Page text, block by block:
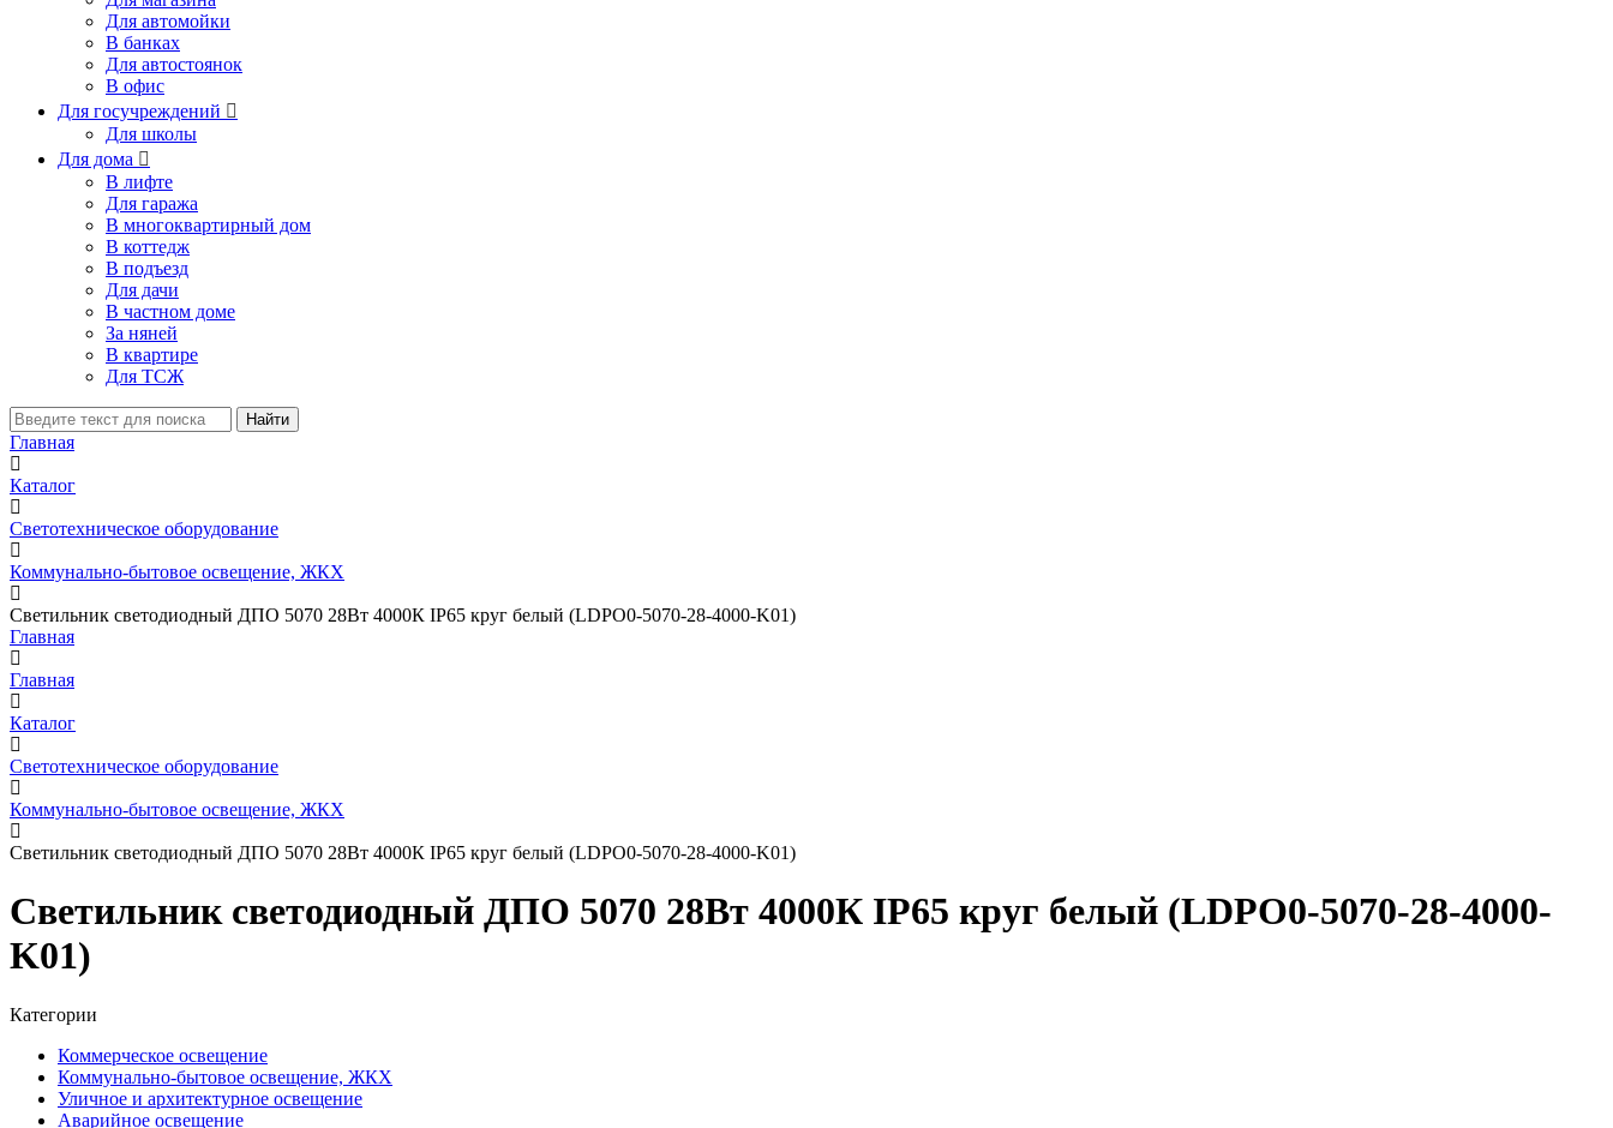
Для автомойки
В банках
Для автостоянок
В офис
Для госучреждений 
Для школы
Для дома 
В лифте
Для гаража
В многоквартирный дом
В коттедж
В подъезд
Для дачи
В частном доме
За няней
В квартире
Для ТСЖ
Найти
Главная
Каталог
Светотехническое оборудование
Коммунально-бытовое освещение, ЖКХ
Светильник светодиодный ДПО 5070 28Вт 4000К IP65 круг белый (LDPO0-5070-28-4000-K01)
Главная
Главная
Каталог
Светотехническое оборудование
Коммунально-бытовое освещение, ЖКХ
Светильник светодиодный ДПО 5070 28Вт 4000К IP65 круг белый (LDPO0-5070-28-4000-K01)
Светильник светодиодный ДПО 5070 28Вт 4000К IP65 круг белый (LDPO0-5070-28-4000-
K01)
Категории
Коммерческое освещение
Коммунально-бытовое освещение, ЖКХ
Уличное и архитектурное освещение
Аварийное освещение